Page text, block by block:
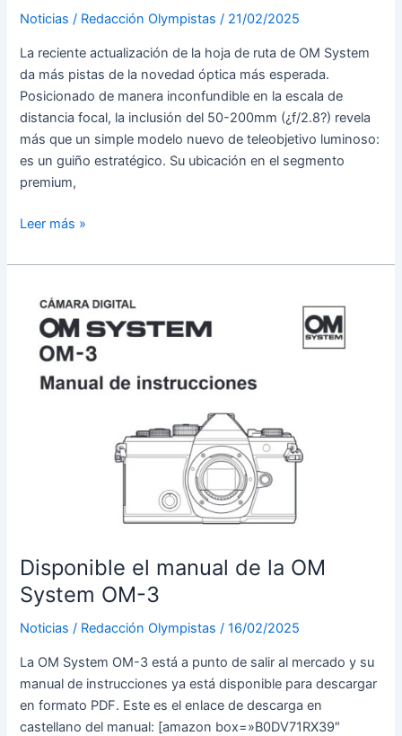
paisaje?
Zuiko
150-
600
vs
100-
400
II…
Noticias / Redacción Olympistas/ 21/02/2025
La reciente actualización de la hoja de ruta de OM System
da más pistas de la novedad óptica más esperada.
Posicionado de manera inconfundible en la escala de
distancia focal, la inclusión del 50-200mm (¿f/2.8?) revela
más que un simple modelo nuevo de teleobjetivo luminoso:
es un guiño estratégico. Su ubicación en el segmento
premium,
OM
50-
f/2.8:
¿Un
nuevo
referente
Leer más »
Disponible el manual de la OM
System OM-3
Noticias / Redacción Olympistas/16/02/2025
La OM System OM-3 está a punto de salir al mercado y su
manual de instrucciones ya está disponible para descargar
en formato PDF. Este es el enlace de descarga en
castellano del manual: [amazon box=»B0DV71RX39″